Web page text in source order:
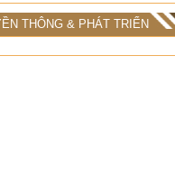
THÔNG & PHÁT TRIỂN